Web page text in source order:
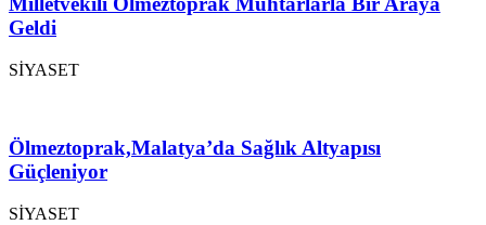
Geldi
SİYASET
Ölmeztoprak,Malatya’da Sağlık Altyapısı
Güçleniyor
SİYASET